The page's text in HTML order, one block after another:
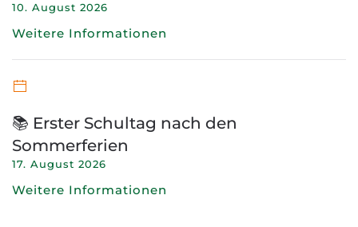
10. August 2026
Weitere Informationen
📚 Erster Schultag nach den
Sommerferien
17. August 2026
Weitere Informationen